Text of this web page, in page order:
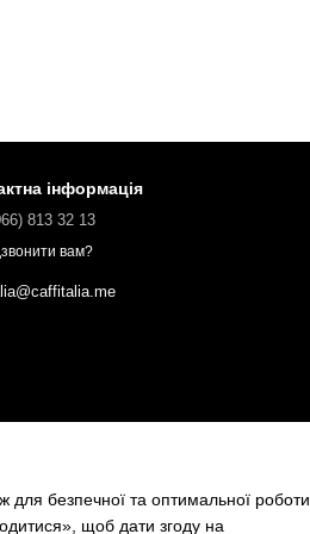
інформація
813 32 13
вам?
для безпечної та оптимальної роботи
щоб дати згоду на